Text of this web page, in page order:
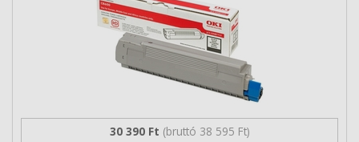
30 390 Ft (bruttó 38 595 Ft)